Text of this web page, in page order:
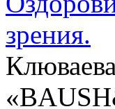
зрения.